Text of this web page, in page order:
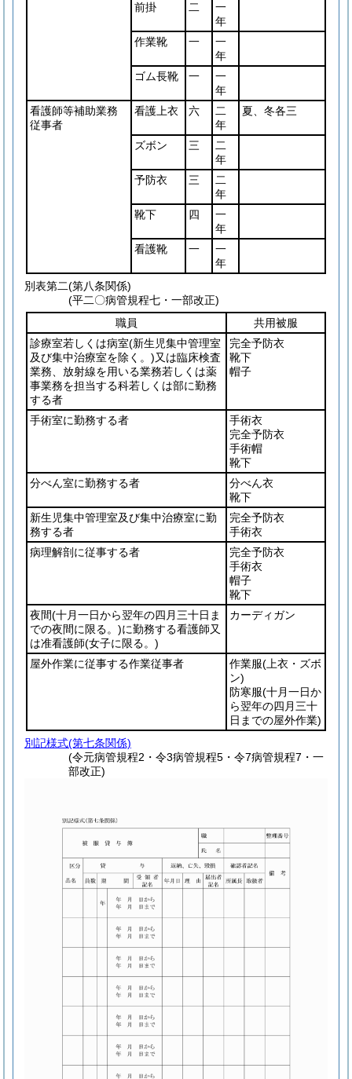
前掛
二
一
年
作業靴
一
一
年
ゴム長靴
一
一
年
看護師等補助業務
従事者
看護上衣 六
二
年
夏、冬各三
ズボン 三
二
年
予防衣
三
二
年
靴下
四
一
年
看護靴
一
一
年
別表第二(第八条関係)
(平二〇病管規程七・一部改正)
職員
共用被服
診療室若しくは病室(新生児集中管理室
及び集中治療室を除く。)又は臨床検査
業務、放射線を用いる業務若しくは薬
事業務を担当する科若しくは部に勤務
する者
完全予防衣
靴下
帽子
手術室に勤務する者
手術衣
完全予防衣
手術帽
靴下
分べん室に勤務する者
分べん衣
靴下
新生児集中管理室及び集中治療室に勤
務する者
完全予防衣
手術衣
病理解剖に従事する者
完全予防衣
手術衣
帽子
靴下
夜間(十月一日から翌年の四月三十日ま
での夜間に限る。)に勤務する看護師又
は准看護師(女子に限る。)
カーディガン
屋外作業に従事する作業従事者 作業服(上衣・ズボ
ン)
防寒服(十月一日か
ら翌年の四月三十
日までの屋外作業)
別記様式(第七条関係)
(令元病管規程2・令3病管規程5・令7病管規程7・一
部改正)